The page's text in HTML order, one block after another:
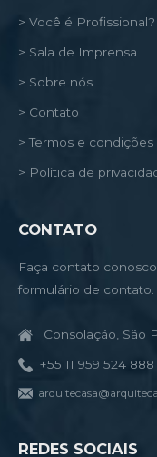
> Você é Profissional?
> Sala de Imprensa
> Sobre nós
> Contato
> Termos e condições
> Política de
CONTATO
Faça contato
formulário de contato.
Consolação, São
+55 11 959 524 888
REDES SOCIAIS